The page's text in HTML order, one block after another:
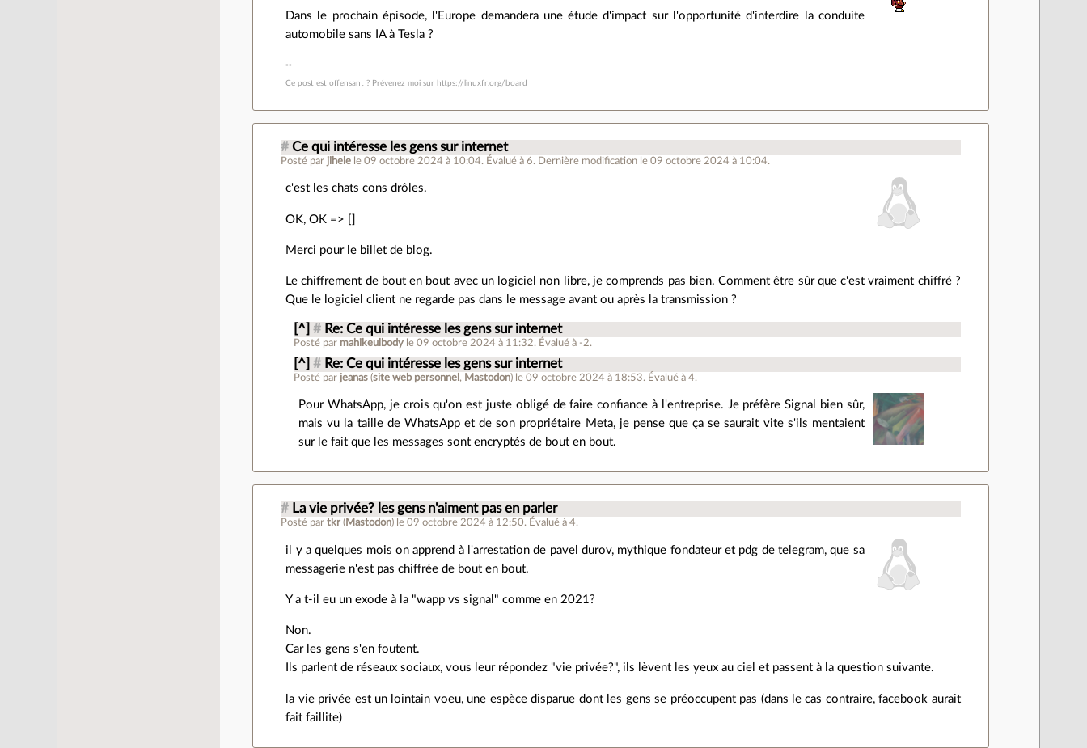
Dans le prochain épisode, l'Europe demandera une étude d'impact sur l'opportunité d'interdire la conduite
automobile sans IA à Tesla ?
Ce post est offensant ? Prévenez moi sur https://linuxfr.org/board
# Ce qui intéresse les gens sur internet
Posté par jihele le 09 octobre 2024 à 10:04. Évalué à6. Dernière modification le 09 octobre 2024 à 10:04.
c'est les chats cons drôles.
OK, OK => []
Merci pour le billet de blog.
Le chiffrement de bout en bout avec un logiciel non libre, je comprends pas bien. Comment être sûr que c'est vraiment chiffré ?
Que le logiciel client ne regarde pas dans le message avant ou après la transmission ?
[^] # Re: Ce qui intéresse les gens sur internet
Posté par mahikeulbody le 09 octobre 2024 à 11:32. Évalué à -2.
[^] # Re: Ce qui intéresse les gens sur internet
Posté par jeanas (site web personnel , Mastodon) le 09 octobre 2024 à 18:53. Évalué à4.
Pour WhatsApp, je crois qu'on est juste obligé de faire confiance à l'entreprise. Je préfère Signal bien sûr,
mais vu la taille de WhatsApp et de son propriétaire Meta, je pense que ça se saurait vite s'ils mentaient
sur le fait que les messages sont encryptés de bout en bout.
# La vie privée? les gens n'aiment pas en parler
Posté partkr ( Mastodon) le 09 octobre 2024 à 12:50. Évalué à4.
il y a quelques mois on apprend à l'arrestation de pavel durov, mythique fondateur et pdg de telegram, que sa
messagerie n'est pas chiffrée de bout en bout.
Y a t-il eu un exode à la "wapp vs signal" comme en 2021?
Non.
Car les gens s'en foutent.
Ils parlent de réseaux sociaux, vous leur répondez "vie privée?", ils lèvent les yeux au ciel et passent à la question suivante.
la vie privée est un lointain voeu, une espèce disparue dont les gens se préoccupent pas (dans le cas contraire, facebook aurait
fait faillite)